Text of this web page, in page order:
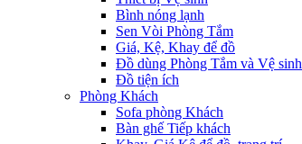
Bình nóng lạnh
Sen Vòi Phòng Tắm
Giá, Kệ, Khay để đồ
Đồ dùng Phòng Tắm và Vệ sinh
Đồ tiện ích
Phòng Khách
Sofa phòng Khách
Bàn ghế Tiếp khách